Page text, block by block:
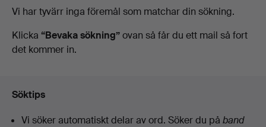
Pågående
auktioner
Vi har tyvärr inga föremål som matchar din sökning.
Klicka “Bevaka sökning”ovan så får du ett mail så fort
det kommer in.
Söktips
Vi söker automatiskt delar av ord. Söker du på band